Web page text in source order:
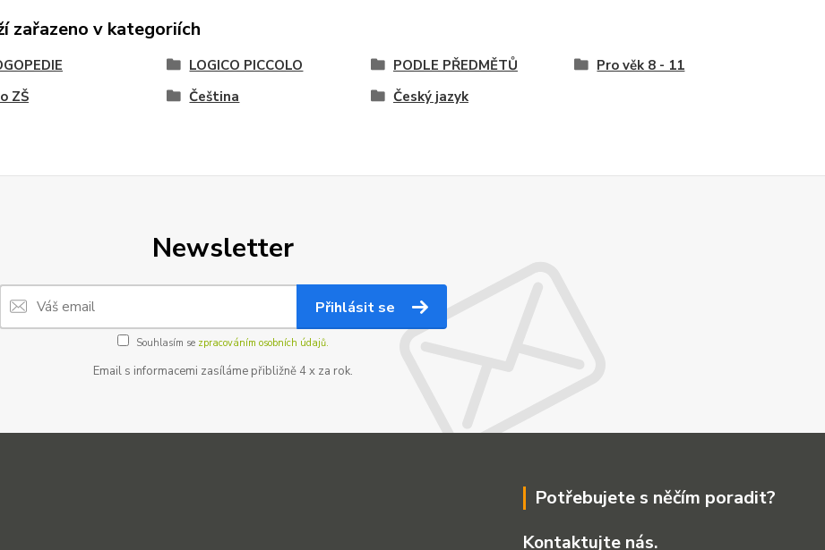
zařazeno v kategoriích
LOGICO PICCOLO PODLE PŘEDMĚTŮ
Pro věk 8 - 11
ZŠ
Čeština Český jazyk
Newsletter
Přihlásit se
Souhlasím se zpracováním osobních údajů.
Email s informacemi zasíláme přibližně 4 x za rok.
Potřebujete s něčím poradit?
Kontaktujte nás.